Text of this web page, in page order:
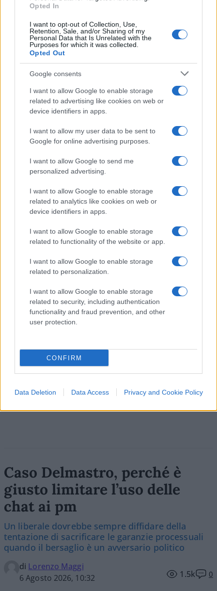
Opted In
I want to opt-out of Collection, Use,
Retention, Sale, and/or Sharing of my
Personal Data that Is Unrelated with the
Purposes for which it was collected.
Opted Out
Google consents
I want to allow Google to enable storage
related to advertising like cookies on web or
device identifiers in apps.
I want to allow my user data to be sent to
Google for online advertising purposes.
I want to allow Google to send me
personalized advertising.
I want to allow Google to enable storage
related to analytics like cookies on web or
device identifiers in apps.
I want to allow Google to enable storage
related to functionality of the website or app.
I want to allow Google to enable storage
related to personalization.
I want to allow Google to enable storage
related to security, including authentication
functionality and fraud prevention, and other
user protection.
CONFIRM
Data Deletion Data Access Privacy and Cookie Policy
ritorno potrebbe percepire fino a un massimo
di 30.850 euro, cifra di gran lunga più elevata
rispetto ai 15mila dollari pagati dalla Danimarca,
ai 1.400 della Norvegia, ai 2.800 della Francia e ai
2mila della Germania, tutti paesi le cui legislazioni
contemplano comunque un sussidio di
emigrazione. A dimostrazione di come, dietro
l’ipocrisia immigrazionista nordeuropea, si celi
una vera e propria bomba sociale pronta ad
esplodere da un momento all’altro.
Salvatore Di Bartolo, 13 settembre 2024
Nicolaporro.it è anche su Whatsapp. È
sufficientecliccare quiper iscriversi al canale ed
essere sempre aggiornati (gratis)
#IMMIGRAZIONE #JOHAN FORSELL #SVEZIA
25
Leggi i commenti
Vignetta del 04/08/2026
Vai all'archivio delle vignette
Caso Delmastro, perché è
giusto limitare l’uso delle
chat ai pm
Un liberale dovrebbe sempre diffidare della
tentazione di sacrificare le garanzie processuali
quando il bersaglio è un avversario politico
di Lorenzo Maggi
6 Agosto 2026, 10:32
1.5k 0